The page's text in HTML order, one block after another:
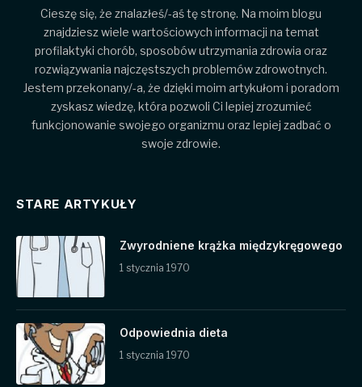
Cieszę się, że znalazłeś/-aś tę stronę. Na moim blogu
znajdziesz wiele wartościowych informacji na temat
profilaktyki chorób, sposobów utrzymania zdrowia oraz
rozwiązywania najczęstszych problemów zdrowotnych.
Jestem przekonany/-a, że dzięki moim artykułom i poradom
zyskasz wiedzę, która pozwoli Ci lepiej zrozumieć
funkcjonowanie swojego organizmu oraz lepiej zadbać o
swoje zdrowie.
STARE ARTYKUŁY
Zwyrodniene krążka międzykręgowego
1 stycznia 1970
Odpowiednia dieta
1 stycznia 1970